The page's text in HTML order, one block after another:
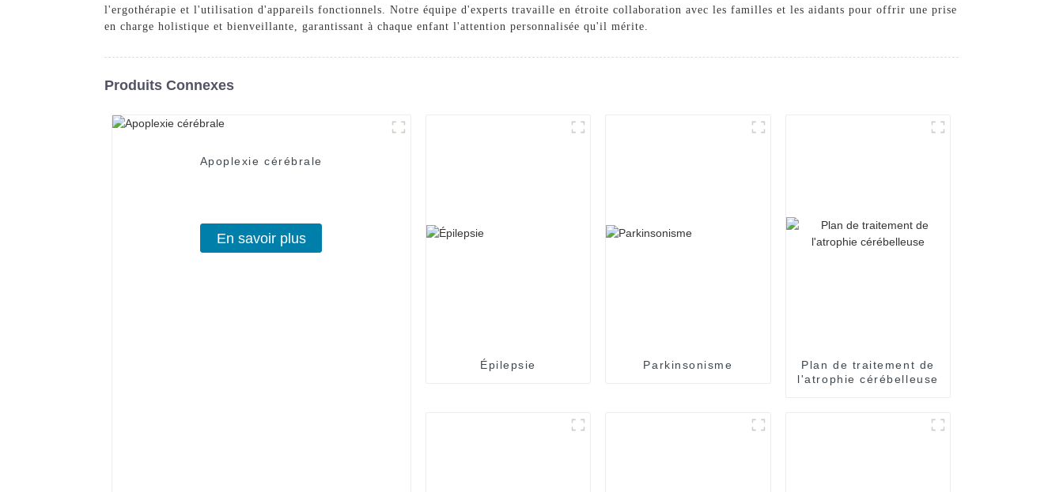
l'ergothérapie et l'utilisation d'appareils fonctionnels. Notre équipe d'experts travaille en étroite collaboration avec les familles et les aidants pour offrir une prise
en charge holistique et bienveillante, garantissant à chaque enfant l'attention personnalisée qu'il mérite.
Produits Connexes
Apoplexie cérébrale
En savoir plus
Épilepsie Parkinsonisme
Plan de traitement de
l'atrophie cérébelleuse